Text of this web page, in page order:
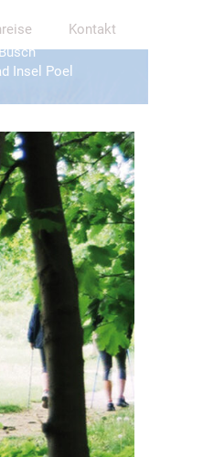
Kontakt
Rehabilitation
Insel Poel